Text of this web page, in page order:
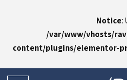
Notice:
/var/www/vhosts/
content/plugins/elementor-